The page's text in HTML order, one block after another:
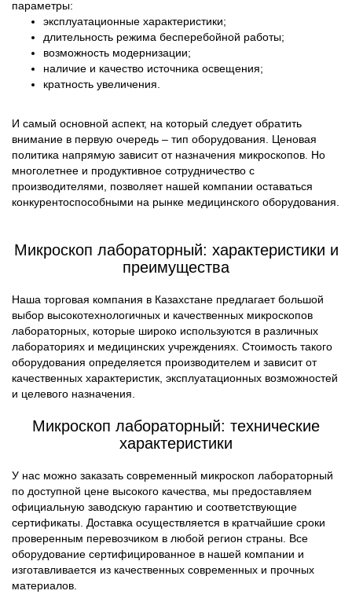
параметры:
эксплуатационные характеристики;
длительность режима бесперебойной работы;
возможность модернизации;
наличие и качество источника освещения;
кратность увеличения.
И самый основной аспект, на который следует обратить
внимание в первую очередь – тип оборудования. Ценовая
политика напрямую зависит от назначения микроскопов. Но
многолетнее и продуктивное сотрудничество с
производителями, позволяет нашей компании оставаться
конкурентоспособными на рынке медицинского оборудования.
Микроскоп лабораторный: характеристики и
преимущества
Наша торговая компания в Казахстане предлагает большой
выбор высокотехнологичных и качественных микроскопов
лабораторных, которые широко используются в различных
лабораториях и медицинских учреждениях. Стоимость такого
оборудования определяется производителем и зависит от
качественных характеристик, эксплуатационных возможностей
и целевого назначения.
Микроскоп лабораторный: технические
характеристики
У нас можно заказать современный микроскоп лабораторный
по доступной цене высокого качества, мы предоставляем
официальную заводскую гарантию и соответствующие
сертификаты. Доставка осуществляется в кратчайшие сроки
проверенным перевозчиком в любой регион страны. Все
оборудование сертифицированное в нашей компании и
изготавливается из качественных современных и прочных
материалов.